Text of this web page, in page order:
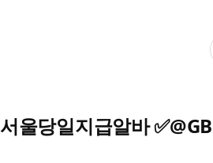
서울당일지급알바